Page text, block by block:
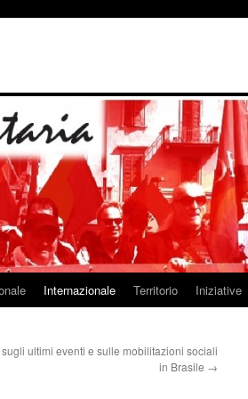
Internazionale Territorio Iniziative
ultimi eventi e sulle mobilitazioni sociali
in Brasile →